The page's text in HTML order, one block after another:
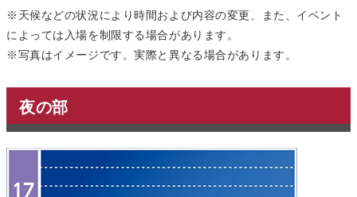
※天候などの状況により時間および内容の変更、また、イベント
によっては入場を制限する場合があります。
※写真はイメージです。実際と異なる場合があります。
夜の部